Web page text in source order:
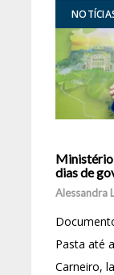
Ministério
dias de
Alessandra
Pasta até
Carneiro,